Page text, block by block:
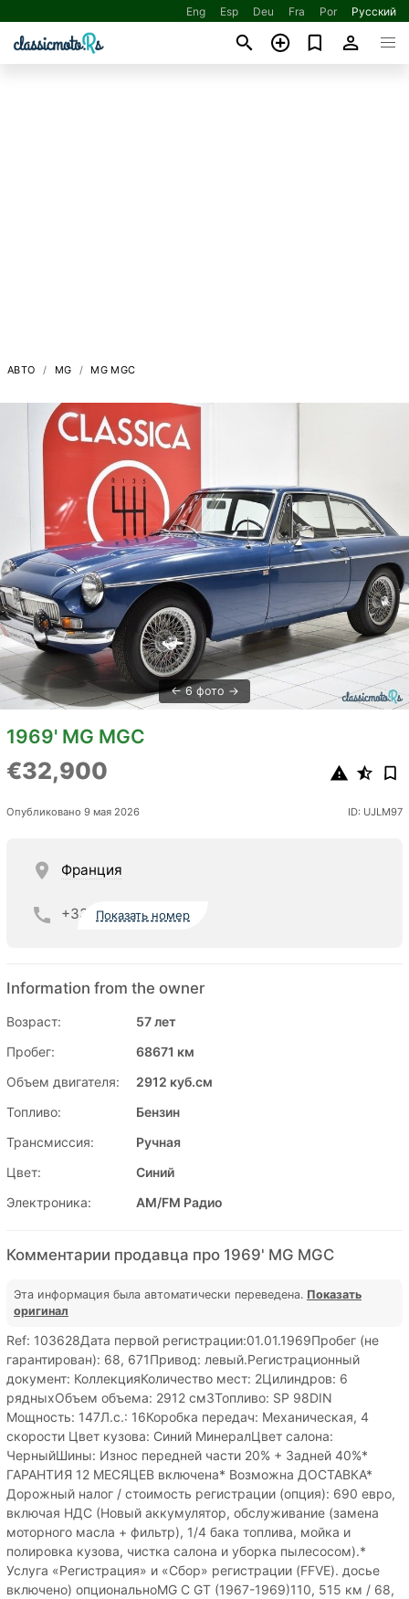
Eng Esp Deu Fra Por Русский
АВТО MG MG MGC
6 фото
1969' MG MGC
€32,900
Опубликовано 9 мая 2026 ID: UJLM97
Франция
+33 Показать номер
Information from the owner
Возраст:
57 лет
Пробег:
68671 км
Объем двигателя:
2912 куб.см
Топливо:
Бензин
Трансмиссия:
Ручная
Цвет:
Синий
Электроника:
AM/FM Радио
Комментарии продавца про 1969' MG MGC
Эта информация была автоматически переведена. Показать
оригинал
Ref: 103628Дата первой регистрации:01.01.1969Пробег (не
гарантирован): 68, 671Привод: левый.Регистрационный
документ: КоллекцияКоличество мест: 2Цилиндров: 6
рядныхОбъем объема: 2912 см3Топливо: SP 98DIN
Мощность: 147Л.с.: 16Коробка передач: Механическая, 4
скорости Цвет кузова: Синий МинералЦвет салона:
ЧерныйШины: Износ передней части 20% + Задней 40%*
ГАРАНТИЯ 12 МЕСЯЦЕВ включена* Возможна ДОСТАВКА*
Дорожный налог / стоимость регистрации (опция): 690 евро,
включая НДС (Новый аккумулятор, обслуживание (замена
моторного масла + фильтр), 1/4 бака топлива, мойка и
полировка кузова, чистка салона и уборка пылесосом).*
Услуга «Регистрация» и «Сбор» регистрации (FFVE). досье
включено) опциональноMG C GT (1967-1969)110, 515 км / 68,